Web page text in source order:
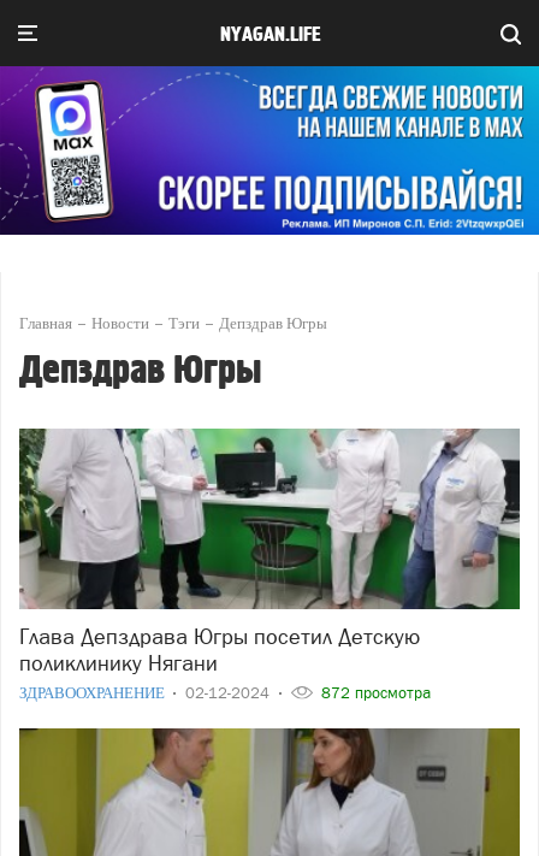
NYAGAN.LIFE
Главная Новости Тэги Депздрав Югры
Депздрав Югры
Глава Депздрава Югры посетил Детскую
поликлинику Нягани
ЗДРАВООХРАНЕНИЕ 02-12-2024 872 просмотра